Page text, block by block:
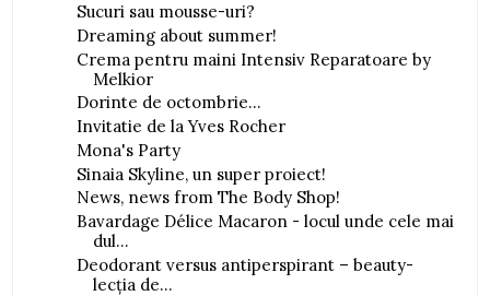
Sucuri sau mousse-uri?
Dreaming about summer!
Crema pentru maini Intensiv Reparatoare by
Melkior
Dorinte de octombrie...
Invitatie de la Yves Rocher
Mona's Party
Sinaia Skyline, un super proiect!
News, news from The Body Shop!
Bavardage Délice Macaron - locul unde cele mai
dul...
Deodorant versus antiperspirant – beauty-
lecţia de...